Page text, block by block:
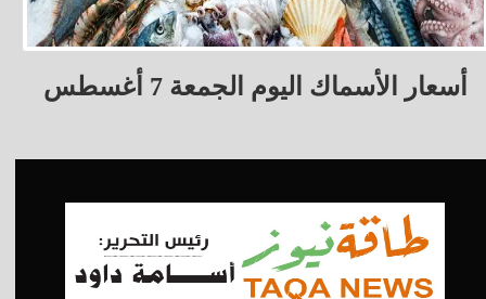
أسعار الأسماك اليوم الجمعة 7 أغسطس